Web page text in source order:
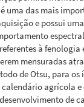
uma das mais
e possui
à
mensuradas
de Otsu, para os
agrícola
de